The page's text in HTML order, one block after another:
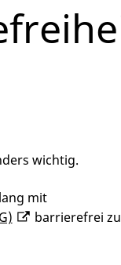
wichtig.
mit
barrierefrei